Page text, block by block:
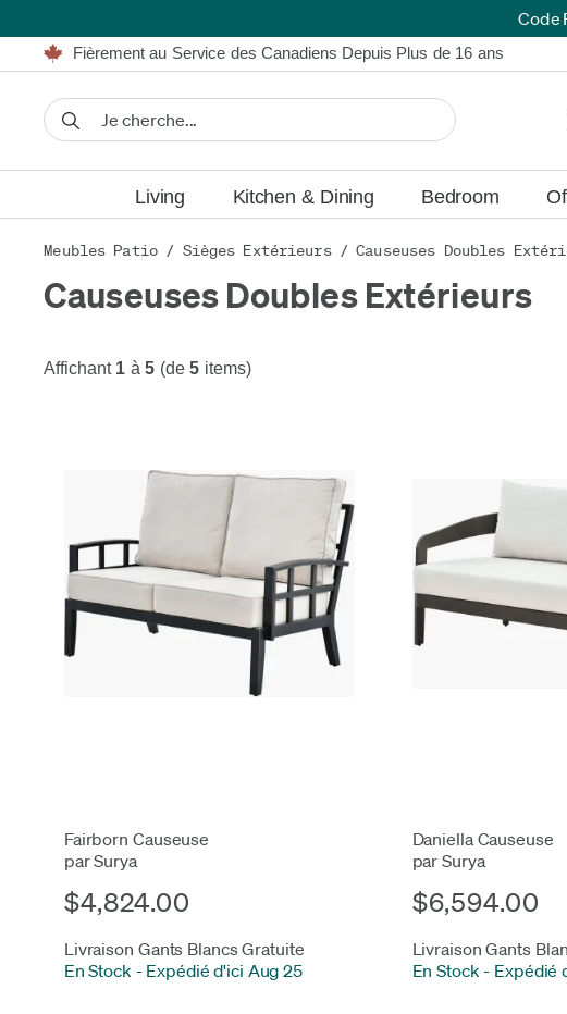
Code
Fièrement au Service des Canadiens Depuis Plus de 16 ans
Nous Égalerons ou Battrons Tout Prix Annoncé*
Financement disponible à partir de 0 % TAEG.Détails.
Meublez en Toute Simplicité | Livraison GRATUITE*
Fièrement au Service des Canadiens Depuis Plus de 16 ans
Living Kitchen & Dining Bedroom
Meubles Patio/ Sièges Extérieurs/Causeuses Doubles
Causeuses Doubles Extérieurs
Affichant 1 à5 (de5 items)
Fairborn Causeuse
par Surya
$4,824.00
Livraison Gants Blancs Gratuite
En Stock - Expédié d'ici Aug 25
Daniella Causeuse
par Surya
$6,594.00
Livraison Gants
En Stock - Expédié